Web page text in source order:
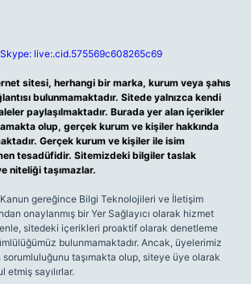
Skype: live:.cid.575569c608265c69
sitesi, herhangi bir marka, kurum veya şahıs
bulunmamaktadır. Sitede yalnızca kendi
paylaşılmaktadır. Burada yer alan içerikler
olup, gerçek kurum ve kişiler hakkında
Gerçek kurum ve kişiler ile isim
tesadüfidir. Sitemizdeki bilgiler taslak
niteliği taşımazlar.
Kanun gereğince Bilgi Teknolojileri ve İletişim
onaylanmış bir Yer Sağlayıcı olarak hizmet
sitedeki içerikleri proaktif olarak denetleme
bulunmamaktadır. Ancak, üyelerimiz
sorumluluğunu taşımakta olup, siteye üye olarak
etmiş sayılırlar.